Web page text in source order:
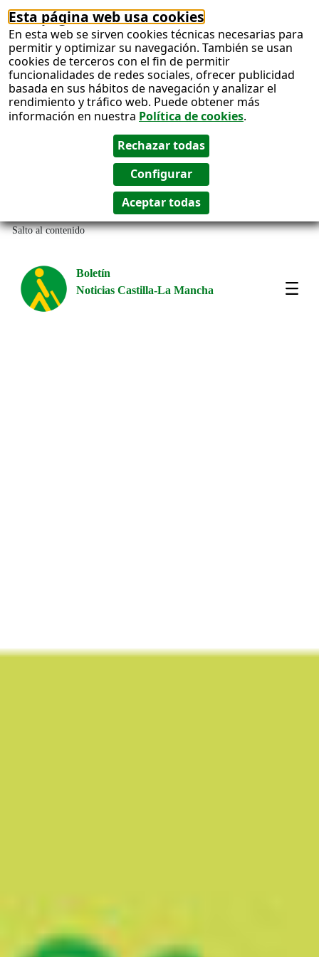
Esta página web usa cookies
En esta web se sirven cookies técnicas necesarias para
permitir y optimizar su navegación. También se usan
cookies de terceros con el fin de permitir
funcionalidades de redes sociales, ofrecer publicidad
basada en sus hábitos de navegación y analizar el
rendimiento y tráfico web. Puede obtener más
información en nuestra Política de cookies.
Salto al contenido
Boletín
Noticias Castilla-La Mancha